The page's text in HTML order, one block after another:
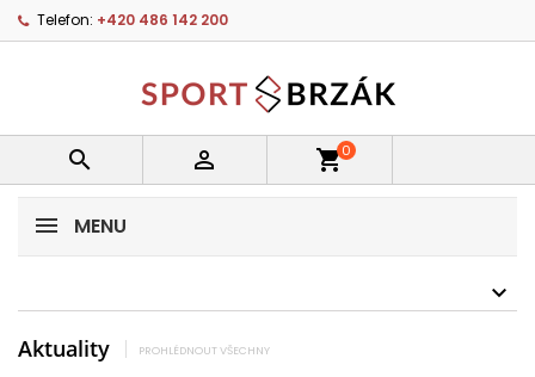
Telefon: +420 486 142 200
  shopping_cart0
MENU
Aktuality PROHLÉDNOUT VŠECHNY